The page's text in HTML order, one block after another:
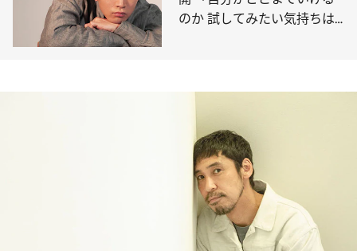
のか 試してみたい気持ちは